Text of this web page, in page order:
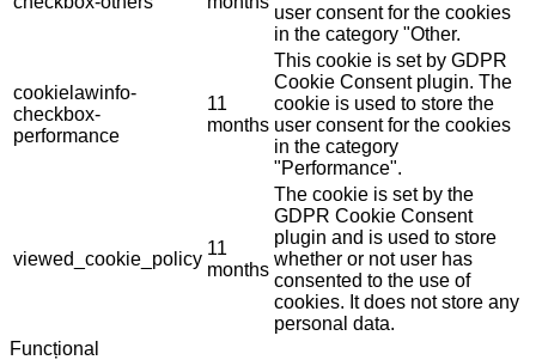
user consent for the cookies
in the category "Other.
cookielawinfo-
checkbox-
performance
11
months
This cookie is set by GDPR
Cookie Consent plugin. The
cookie is used to store the
user consent for the cookies
in the category
"Performance".
viewed_cookie_policy
11
months
The cookie is set by the
GDPR Cookie Consent
plugin and is used to store
whether or not user has
consented to the use of
cookies. It does not store any
personal data.
Funcțional